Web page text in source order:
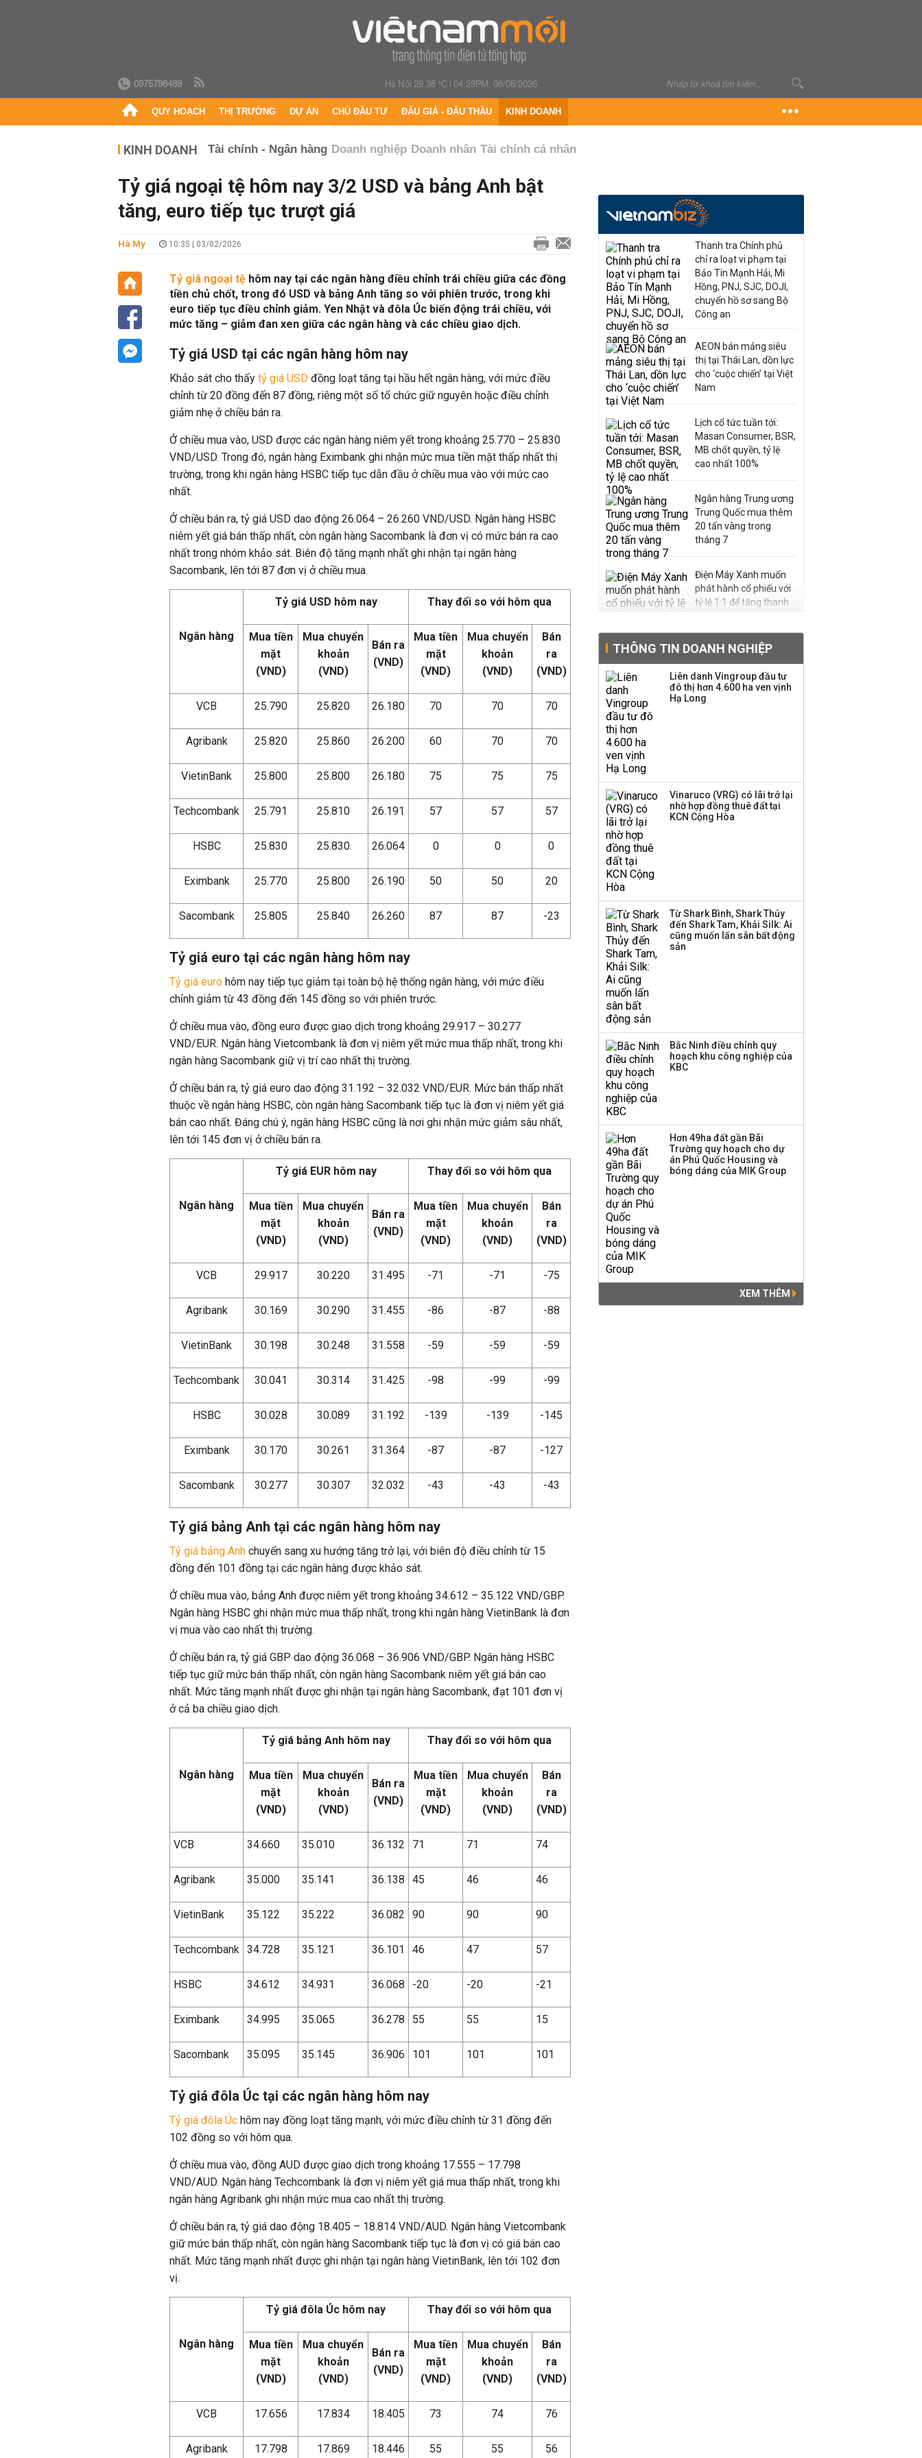
0975798489 Hà Nội 29.38 °C|04:29PM, 08/08/2026
QUY HOẠCH THỊ TRƯỜNG DỰ ÁN CHỦ ĐẦU TƯ ĐẤU GIÁ - ĐẤU THẦU KINH DOANH
KINH DOANH Tài chính - Ngân hàng Doanh nghiệp Doanh nhân Tài chính cá nhân
Tỷ giá ngoại tệ hôm nay 3/2 USD và bảng Anh bật
tăng, euro tiếp tục trượt giá
Hà My 10:35 | 03/02/2026
Tỷ giá ngoại tệ hôm nay tại các ngân hàng điều chỉnh trái chiều giữa các đồng
tiền chủ chốt, trong đó USD và bảng Anh tăng so với phiên trước, trong khi
euro tiếp tục điều chỉnh giảm. Yen Nhật và đôla Úc biến động trái chiều, với
mức tăng – giảm đan xen giữa các ngân hàng và các chiều giao dịch.
Tỷ giá USD tại các ngân hàng hôm nay
Khảo sát cho thấy tỷ giá USD đồng loạt tăng tại hầu hết ngân hàng, với mức điều
chỉnh từ 20 đồng đến 87 đồng, riêng một số tổ chức giữ nguyên hoặc điều chỉnh
giảm nhẹ ở chiều bán ra.
Ở chiều mua vào, USD được các ngân hàng niêm yết trong khoảng 25.770 – 25.830
VND/USD. Trong đó, ngân hàng Eximbank ghi nhận mức mua tiền mặt thấp nhất thị
trường, trong khi ngân hàng HSBC tiếp tục dẫn đầu ở chiều mua vào với mức cao
nhất.
Ở chiều bán ra, tỷ giá USD dao động 26.064 – 26.260 VND/USD. Ngân hàng HSBC
niêm yết giá bán thấp nhất, còn ngân hàng Sacombank là đơn vị có mức bán ra cao
nhất trong nhóm khảo sát. Biên độ tăng mạnh nhất ghi nhận tại ngân hàng
Sacombank, lên tới 87 đơn vị ở chiều mua.
Ngân hàng
Tỷ giá USD hôm nay Thay đổi so với hôm qua
Mua tiền
mặt
(VND)
Mua chuyển
khoản
(VND)
Bán ra
(VND)
Mua tiền
mặt
(VND)
Mua chuyển
khoản
(VND)
Bán
ra
(VND)
VCB 25.790 25.820 26.180 70 70 70
Agribank 25.820 25.860 26.200 60 70 70
VietinBank 25.800 25.800 26.180 75 75 75
Techcombank 25.791 25.810 26.191 57 57 57
HSBC 25.830 25.830 26.064 0 0 0
Eximbank 25.770 25.800 26.190 50 50 20
Sacombank 25.805 25.840 26.260 87 87 -23
Tỷ giá euro tại các ngân hàng hôm nay
Tỷ giá euro hôm nay tiếp tục giảm tại toàn bộ hệ thống ngân hàng, với mức điều
chỉnh giảm từ 43 đồng đến 145 đồng so với phiên trước.
Ở chiều mua vào, đồng euro được giao dịch trong khoảng 29.917 – 30.277
VND/EUR. Ngân hàng Vietcombank là đơn vị niêm yết mức mua thấp nhất, trong khi
ngân hàng Sacombank giữ vị trí cao nhất thị trường.
Ở chiều bán ra, tỷ giá euro dao động 31.192 – 32.032 VND/EUR. Mức bán thấp nhất
thuộc về ngân hàng HSBC, còn ngân hàng Sacombank tiếp tục là đơn vị niêm yết giá
bán cao nhất. Đáng chú ý, ngân hàng HSBC cũng là nơi ghi nhận mức giảm sâu nhất,
lên tới 145 đơn vị ở chiều bán ra.
Ngân hàng
Tỷ giá EUR hôm nay Thay đổi so với hôm qua
Mua tiền
mặt
(VND)
Mua chuyển
khoản
(VND)
Bán ra
(VND)
Mua tiền
mặt
(VND)
Mua chuyển
khoản
(VND)
Bán
ra
(VND)
VCB 29.917 30.220 31.495 -71 -71 -75
Agribank 30.169 30.290 31.455 -86 -87 -88
VietinBank 30.198 30.248 31.558 -59 -59 -59
Techcombank 30.041 30.314 31.425 -98 -99 -99
HSBC 30.028 30.089 31.192 -139 -139 -145
Eximbank 30.170 30.261 31.364 -87 -87 -127
Sacombank 30.277 30.307 32.032 -43 -43 -43
Tỷ giá bảng Anh tại các ngân hàng hôm nay
Tỷ giá bảng Anh chuyển sang xu hướng tăng trở lại, với biên độ điều chỉnh từ 15
đồng đến 101 đồng tại các ngân hàng được khảo sát.
Ở chiều mua vào, bảng Anh được niêm yết trong khoảng 34.612 – 35.122 VND/GBP.
Ngân hàng HSBC ghi nhận mức mua thấp nhất, trong khi ngân hàng VietinBank là đơn
vị mua vào cao nhất thị trường.
Ở chiều bán ra, tỷ giá GBP dao động 36.068 – 36.906 VND/GBP. Ngân hàng HSBC
tiếp tục giữ mức bán thấp nhất, còn ngân hàng Sacombank niêm yết giá bán cao
nhất. Mức tăng mạnh nhất được ghi nhận tại ngân hàng Sacombank, đạt 101 đơn vị
ở cả ba chiều giao dịch.
Ngân hàng
Tỷ giá bảng Anh hôm nay Thay đổi so với hôm qua
Mua tiền
mặt
(VND)
Mua chuyển
khoản
(VND)
Bán ra
(VND)
Mua tiền
mặt
(VND)
Mua chuyển
khoản
(VND)
Bán
ra
(VND)
VCB 34.660 35.010 36.132 71 71 74
Agribank 35.000 35.141 36.138 45 46 46
VietinBank 35.122 35.222 36.082 90 90 90
Techcombank 34.728 35.121 36.101 46 47 57
HSBC 34.612 34.931 36.068 -20 -20 -21
Eximbank 34.995 35.065 36.278 55 55 15
Sacombank 35.095 35.145 36.906 101 101 101
Tỷ giá đôla Úc tại các ngân hàng hôm nay
Tỷ giá đôla Úc hôm nay đồng loạt tăng mạnh, với mức điều chỉnh từ 31 đồng đến
102 đồng so với hôm qua.
Ở chiều mua vào, đồng AUD được giao dịch trong khoảng 17.555 – 17.798
VND/AUD. Ngân hàng Techcombank là đơn vị niêm yết giá mua thấp nhất, trong khi
ngân hàng Agribank ghi nhận mức mua cao nhất thị trường.
Ở chiều bán ra, tỷ giá dao động 18.405 – 18.814 VND/AUD. Ngân hàng Vietcombank
giữ mức bán thấp nhất, còn ngân hàng Sacombank tiếp tục là đơn vị có giá bán cao
nhất. Mức tăng mạnh nhất được ghi nhận tại ngân hàng VietinBank, lên tới 102 đơn
vị.
Ngân hàng
Tỷ giá đôla Úc hôm nay Thay đổi so với hôm qua
Mua tiền
mặt
(VND)
Mua chuyển
khoản
(VND)
Bán ra
(VND)
Mua tiền
mặt
(VND)
Mua chuyển
khoản
(VND)
Bán
ra
(VND)
VCB 17.656 17.834 18.405 73 74 76
Agribank 17.798 17.869 18.446 55 55 56
Thanh tra Chính phủ
chỉ ra loạt vi phạm tại
Bảo Tín Mạnh Hải, Mi
Hồng, PNJ, SJC, DOJI,
chuyển hồ sơ sang Bộ
Công an
AEON bán mảng siêu
thị tại Thái Lan, dồn lực
cho ‘cuộc chiến’ tại Việt
Nam
Lịch cổ tức tuần tới:
Masan Consumer, BSR,
MB chốt quyền, tỷ lệ
cao nhất 100%
Ngân hàng Trung ương
Trung Quốc mua thêm
20 tấn vàng trong
tháng 7
Điện Máy Xanh muốn
phát hành cổ phiếu với
tỷ lệ 1:1 để tăng thanh
Sau nhịp điều chỉnh
mạnh, CTCK nhìn thấy
cơ hội ở nhóm cổ phiếu
nào?
hàng
TOP 10 ngân hàng lãi
Công ty 100 tỷ của
Huấn Hoa Hồng bỗng
dưng ‘biến mất’, một
THÔNG TIN DOANH NGHIỆP
Liên danh Vingroup đầu tư
đô thị hơn 4.600 ha ven vịnh
Hạ Long
Vinaruco (VRG) có lãi trở lại
nhờ hợp đồng thuê đất tại
KCN Cộng Hòa
Từ Shark Bình, Shark Thủy
đến Shark Tam, Khải Silk: Ai
cũng muốn lấn sân bất động
sản
Bắc Ninh điều chỉnh quy
hoạch khu công nghiệp của
KBC
Hơn 49ha đất gần Bãi
Trường quy hoạch cho dự
án Phú Quốc Housing và
bóng dáng của MIK Group
XEM THÊM